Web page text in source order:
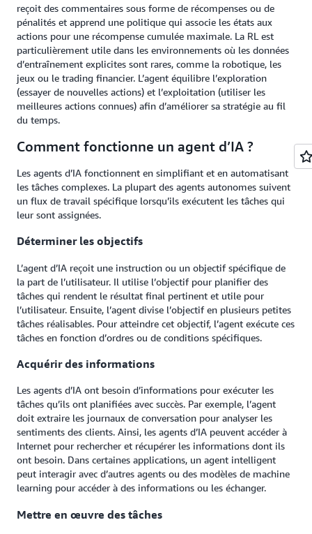
reçoit des commentaires sous forme de récompenses ou de
pénalités et apprend une politique qui associe les états aux
actions pour une récompense cumulée maximale. La RL est
particulièrement utile dans les environnements où les données
d’entraînement explicites sont rares, comme la robotique, les
jeux ou le trading financier. L’agent équilibre l’exploration
(essayer de nouvelles actions) et l’exploitation (utiliser les
meilleures actions connues) afin d’améliorer sa stratégie au fil
du temps.
Comment fonctionne un agent d’IA ?
Les agents d’IA fonctionnent en simplifiant et en automatisant
les tâches complexes. La plupart des agents autonomes suivent
un flux de travail spécifique lorsqu’ils exécutent les tâches qui
leur sont assignées.
Déterminer les objectifs
L’agent d’IA reçoit une instruction ou un objectif spécifique de
la part de l’utilisateur. Il utilise l’objectif pour planifier des
tâches qui rendent le résultat final pertinent et utile pour
l’utilisateur. Ensuite, l’agent divise l’objectif en plusieurs petites
tâches réalisables. Pour atteindre cet objectif, l’agent exécute ces
tâches en fonction d’ordres ou de conditions spécifiques.
Acquérir des informations
Les agents d’IA ont besoin d’informations pour exécuter les
tâches qu’ils ont planifiées avec succès. Par exemple, l’agent
doit extraire les journaux de conversation pour analyser les
sentiments des clients. Ainsi, les agents d’IA peuvent accéder à
Internet pour rechercher et récupérer les informations dont ils
ont besoin. Dans certaines applications, un agent intelligent
peut interagir avec d’autres agents ou des modèles de machine
learning pour accéder à des informations ou les échanger.
Mettre en œuvre des tâches